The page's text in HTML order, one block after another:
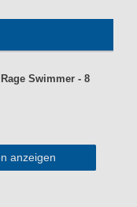
Swimmer - 8
anzeigen